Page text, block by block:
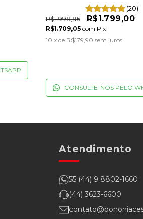
(20)
R$1.998,95
R$1.799,00
R$1.709,05 com Pix
10 x de R$179,90 sem juros
CONSULTE-NOS PELO
Atendimento
55 (44) 9 8802-1660
(44) 3623-6600